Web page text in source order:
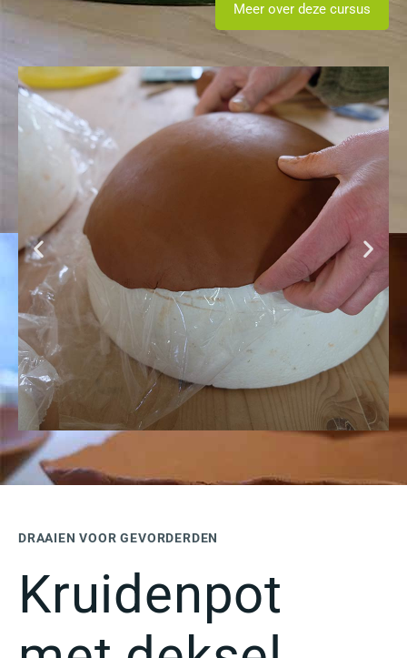
Meer over deze cursus
DRAAIEN VOOR GEVORDERDEN
Kruidenpot